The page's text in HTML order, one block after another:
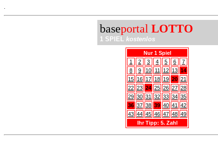
baseportal LOTTO
1 SPIEL kostenlos
Nur 1 Spiel
1
2 3 4 5 6
7
8
9 10 11 12 13 14
15 16 17 18 19 20 21
22 23 24 25 26 27 28
29 30 31 32 33 34 35
36 37 38 39 40 41
42
43 44 45 46 47 48 49
Ihr Tipp: 5. Zahl